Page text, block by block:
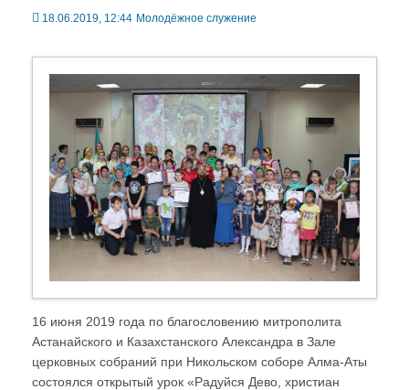
18.06.2019, 12:44 Молодёжное служение
16 июня 2019 года по благословению митрополита
Астанайского и Казахстанского Александра в Зале
церковных собраний при Никольском соборе Алма-Аты
состоялся открытый урок «Радуйся Дево, христиан